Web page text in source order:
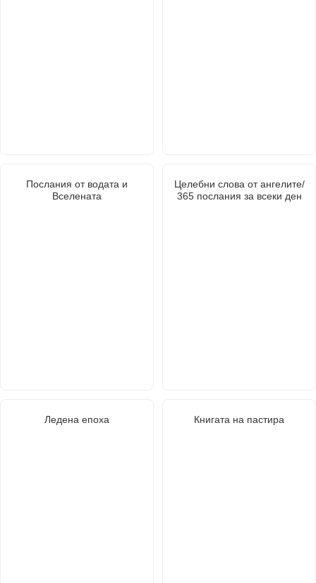
Послания от водата и
Вселената
Целебни слова от ангелите/
365 послания за всеки ден
Ледена епоха Книгата на пастира